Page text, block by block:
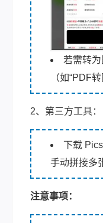
若需转
（如“PDF
2、第三方工具：
下载
手动拼接多
注意事项：